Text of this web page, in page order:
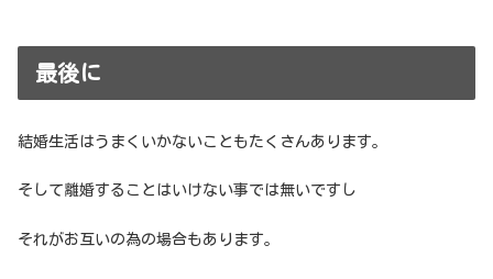
最後に
結婚生活はうまくいかないこともたくさんあります。
そして離婚することはいけない事では無いですし
それがお互いの為の場合もあります。